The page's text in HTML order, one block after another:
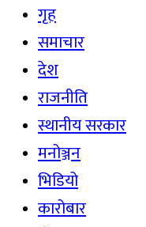
गृह
समाचार
देश
राजनीति
स्थानीय सरकार
मनोञ्जन
भिडियो
कारोबार